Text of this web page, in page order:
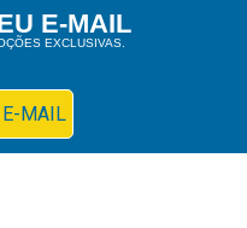
E-MAIL
EXCLUSIVAS.
E-MAIL